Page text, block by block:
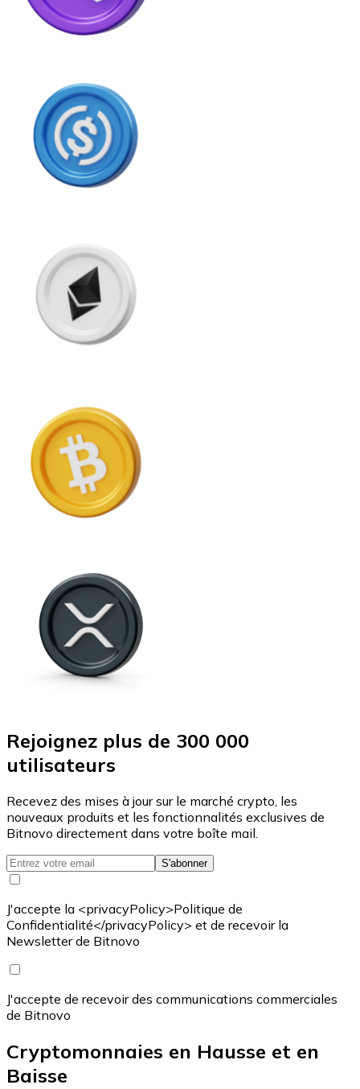
Rejoignez plus de 300 000
utilisateurs
Recevez des mises à jour sur le marché crypto, les
nouveaux produits et les fonctionnalités exclusives de
Bitnovo directement dans votre boîte mail.
S'abonner
J'accepte la <privacyPolicy>Politique de
Confidentialité</privacyPolicy> et de recevoir la
Newsletter de Bitnovo
J'accepte de recevoir des communications commerciales
de Bitnovo
Cryptomonnaies en Hausse et en
Baisse